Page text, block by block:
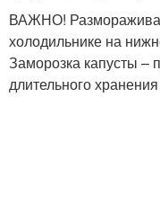
ВАЖНО!
холодильнике на
Заморозка капусты –
длительного